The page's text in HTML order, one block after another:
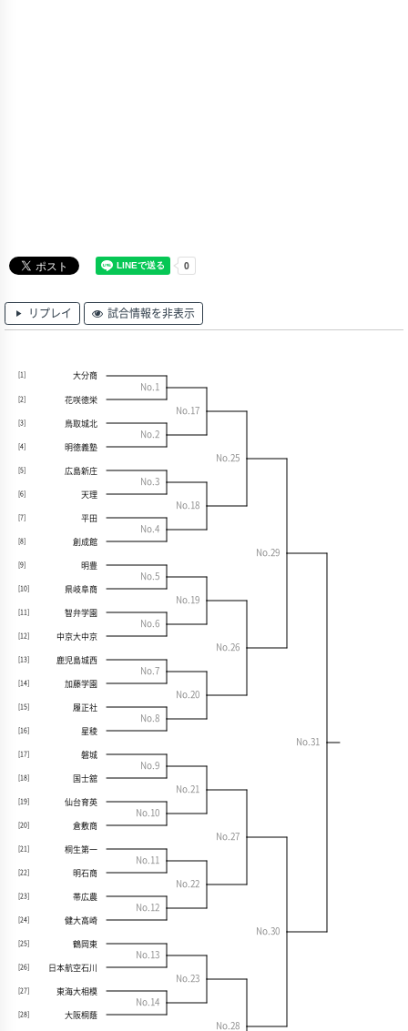
リプレイ 試合情報を非表示
No.1
No.2
No.3
No.4
No.5
No.6
No.7
No.8
No.9
No.10
No.11
No.12
No.13
No.14
No.17
No.18
No.19
No.20
No.21
No.22
No.23
No.25
No.26
No.27
No.28
No.29
No.30
No.31
[1]
[2]
[3]
[4]
[5]
[6]
[7]
[8]
[9]
[10]
[11]
[12]
[13]
[14]
[15]
[16]
[17]
[18]
[19]
[20]
[21]
[22]
[23]
[24]
[25]
[26]
[27]
[28]
大分商
花咲徳栄
鳥取城北
明徳義塾
広島新庄
天理
平田
創成館
明豊
県岐阜商
智弁学園
中京大中京
鹿児島城西
加藤学園
履正社
星稜
磐城
国士舘
仙台育英
倉敷商
桐生第一
明石商
帯広農
健大高崎
鶴岡東
日本航空石川
東海大相模
大阪桐蔭